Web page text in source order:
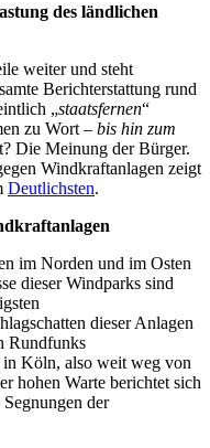
des ländlichen
weiter und steht
Berichterstattung rund
„staatsfernen“
zu Wort – bis hin zum
Die Meinung der Bürger.
Windkraftanlagen zeigt
Deutlichsten.
im Norden und im Osten
dieser Windparks sind
dieser Anlagen
Rundfunks
in Köln, also weit weg von
hohen Warte berichtet sich
der